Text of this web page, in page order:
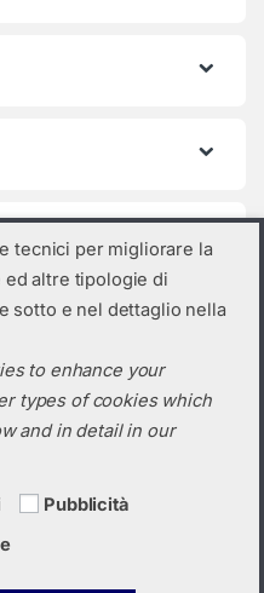
preventivo?
6326
tecnici per migliorare la
ed altre tipologie di
sotto e nel dettaglio nella
to enhance your
types of cookies which
and in detail in our
Pubblicità